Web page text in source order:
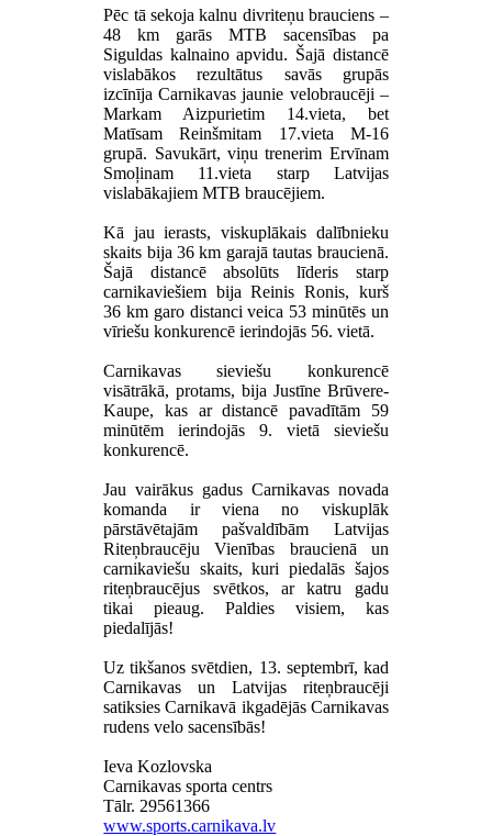
Pēc tā sekoja kalnu divriteņu brauciens –
48 km garās MTB sacensības pa
Siguldas kalnaino apvidu. Šajā distancē
vislabākos rezultātus savās grupās
izcīnīja Carnikavas jaunie velobraucēji –
Markam Aizpurietim 14.vieta, bet
Matīsam Reinšmitam 17.vieta M-16
grupā. Savukārt, viņu trenerim Ervīnam
Smoļinam 11.vieta starp Latvijas
vislabākajiem MTB braucējiem.
Kā jau ierasts, viskuplākais dalībnieku
skaits bija 36 km garajā tautas braucienā.
Šajā distancē absolūts līderis starp
carnikaviešiem bija Reinis Ronis, kurš
36 km garo distanci veica 53 minūtēs un
vīriešu konkurencē ierindojās 56. vietā.
Carnikavas sieviešu konkurencē
visātrākā, protams, bija Justīne Brūvere-
Kaupe, kas ar distancē pavadītām 59
minūtēm ierindojās 9. vietā sieviešu
konkurencē.
Jau vairākus gadus Carnikavas novada
komanda ir viena no viskuplāk
pārstāvētajām pašvaldībām Latvijas
Riteņbraucēju Vienības braucienā un
carnikaviešu skaits, kuri piedalās šajos
riteņbraucējus svētkos, ar katru gadu
tikai pieaug. Paldies visiem, kas
piedalījās!
Uz tikšanos svētdien, 13. septembrī, kad
Carnikavas un Latvijas riteņbraucēji
satiksies Carnikavā ikgadējās Carnikavas
rudens velo sacensībās!
Ieva Kozlovska
Carnikavas sporta centrs
Tālr. 29561366
www.sports.carnikava.lv